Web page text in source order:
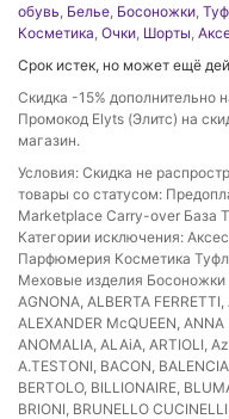
обувь Белье Босоножки
Косметика Очки Шорты
Срок истек, но может ещё
Скидка -15% дополнительно
Промокод Elyts (Элитс) на
магазин.
Условия: Скидка не
товары со статусом:
Marketplace Carry-over База
Категории исключения:
Парфюмерия Косметика
Меховые изделия Босоножки
AGNONA, ALBERTA
ALEXANDER McQUEEN, ANNA
ANOMALIA, ALAiA, ARTIOLI,
A.TESTONI, BACON,
BERTOLO, BILLIONAIRE,
BRIONI, BRUNELLO